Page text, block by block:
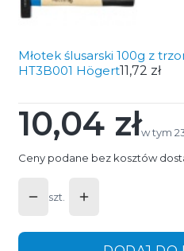
Młotek ślusarski 100g z
HT3B001 Högert11,72 zł
Cena
10,04 złw tym
w tym
Ceny podane bez kosztów
szt.